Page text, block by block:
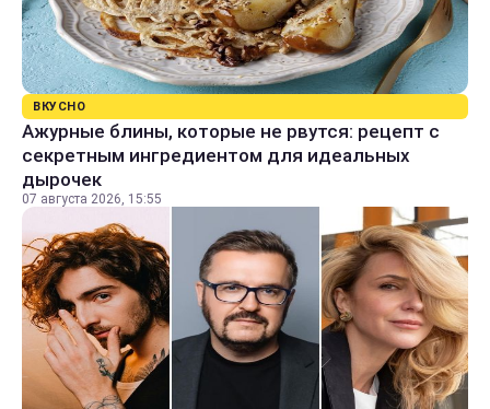
ВКУСНО
Ажурные блины, которые не рвутся: рецепт с
секретным ингредиентом для идеальных
дырочек
07 августа 2026, 15:55